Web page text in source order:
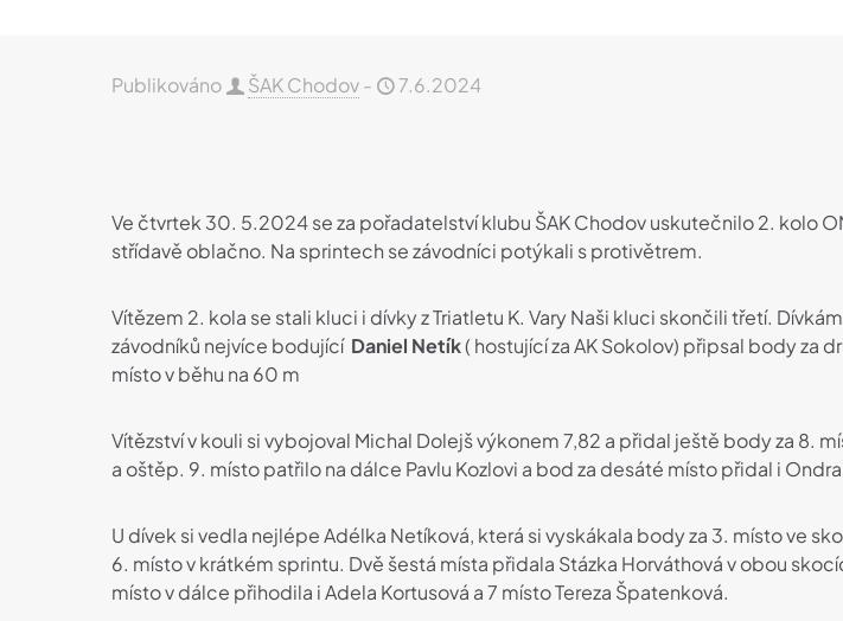
Publikováno ŠAK Chodov- 7.6.2024
Ve čtvrtek 30. 5.2024 se za pořadatelství klubu ŠAK Chodov uskutečnilo 2. kolo
střídavě oblačno. Na sprintech se závodníci potýkali s protivětrem.
Vítězem 2. kola se stali kluci i dívky z Triatletu K. Vary Naši kluci skončili třetí.
závodníků nejvíce bodující Daniel Netík( hostující za AK Sokolov) připsal body za
místo v běhu na 60 m
Vítězství v kouli si vybojoval Michal Dolejš výkonem 7,82 a přidal ještě body za 8.
a oštěp. 9. místo patřilo na dálce Pavlu Kozlovi a bod za desáté místo přidal i
U dívek si vedla nejlépe Adélka Netíková, která si vyskákala body za 3. místo ve
6. místo v krátkém sprintu. Dvě šestá místa přidala Stázka Horváthová v obou
místo v dálce přihodila i Adela Kortusová a 7 místo Tereza Špatenková.